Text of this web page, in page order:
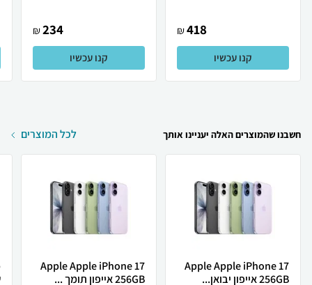
418
₪
קנו עכשיו
234
₪
קנו עכשיו
חשבנו שהמוצרים האלה יעניינו אותך לכל המוצרים
Apple Apple iPhone 17
256GB אייפון יבואן...
Apple Apple iPhone 17
256GB אייפון תומך ...